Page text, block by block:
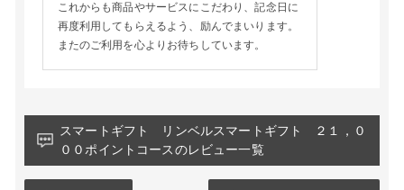
これからも商品やサービスにこだわり、記念日に
再度利用してもらえるよう、励んでまいります。
またのご利用を心よりお待ちしています。
スマートギフト リンベルスマートギフト ２１，０
００ポイントコースのレビュー一覧